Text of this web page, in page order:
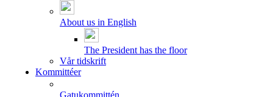
About us in English
The President has the floor
Vår tidskrift
Kommittéer
Gatukommittén